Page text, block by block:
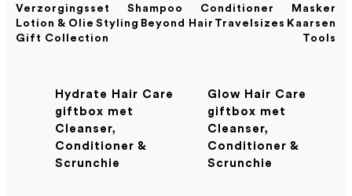
Verzorgingsset Shampoo Conditioner
Masker
Lotion & Olie Styling Beyond Hair Travelsizes Kaarsen
Gift Collection
Tools
Hydrate Hair Care
giftbox met
Cleanser,
Conditioner &
Scrunchie
Glow Hair Care
giftbox met
Cleanser,
Conditioner &
Scrunchie